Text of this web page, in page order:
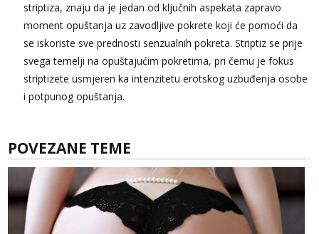
striptiza, znaju da je jedan od ključnih aspekata zapravo
moment opuštanja uz zavodljive pokrete koji će pomoći da
se iskoriste sve prednosti senzualnih pokreta. Striptiz se prije
svega temelji na opuštajućim pokretima, pri čemu je fokus
striptizete usmjeren ka intenzitetu erotskog uzbuđenja osobe
i potpunog opuštanja.
POVEZANE TEME